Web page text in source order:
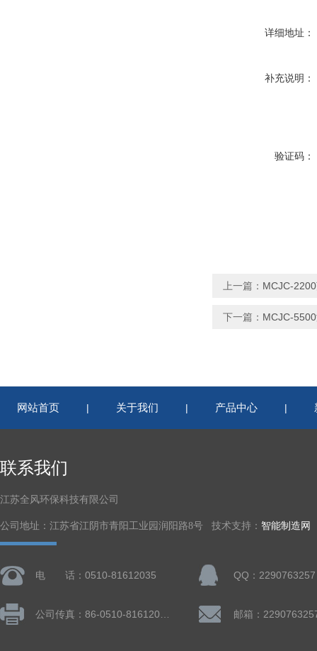
详细地址：
补充说明：
验证码：
上一篇： MCJC-
下一篇： MCJC-
网站首页 | 关于我们 | 产品中心 |
联系我们
江苏全风环保科技有限公司
公司地址：江苏省江阴市青阳工业园润阳路8号 技术支持： 智能制造网
电 话：0510-81612035 QQ：2290763257
邮箱：